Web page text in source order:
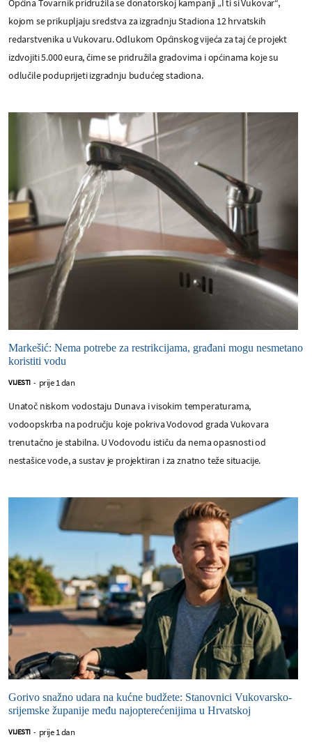
Općina Tovarnik pridružila se donatorskoj kampanji „I ti si Vukovar“,
kojom se prikupljaju sredstva za izgradnju Stadiona 12 hrvatskih
redarstvenika u Vukovaru. Odlukom Općinskog vijeća za taj će projekt
izdvojiti 5.000 eura, čime se pridružila gradovima i općinama koje su
odlučile poduprijeti izgradnju budućeg stadiona.
Markešić: Nema potrebe za restrikcijama, građani mogu nesmetano
koristiti vodu
VIJESTI - prije 1 dan
Unatoč niskom vodostaju Dunava i visokim temperaturama,
vodoopskrba na području koje pokriva Vodovod grada Vukovara
trenutačno je stabilna. U Vodovodu ističu da nema opasnosti od
nestašice vode, a sustav je projektiran i za znatno teže situacije.
Gorivo snažno udara na kućne budžete: Stanovnici Vukovarsko-
srijemske županije među najopterećenijima u Hrvatskoj
VIJESTI - prije 1 dan